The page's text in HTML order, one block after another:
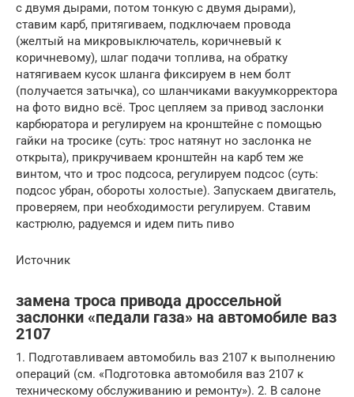
с двумя дырами, потом тонкую с двумя дырами),
ставим карб, притягиваем, подключаем провода
(желтый на микровыключатель, коричневый к
коричневому), шлаг подачи топлива, на обратку
натягиваем кусок шланга фиксируем в нем болт
(получается затычка), со шланчиками вакуумкорректора
на фото видно всё. Трос цепляем за привод заслонки
карбюратора и регулируем на кронштейне с помощью
гайки на тросике (суть: трос натянут но заслонка не
открыта), прикручиваем кронштейн на карб тем же
винтом, что и трос подсоса, регулируем подсос (суть:
подсос убран, обороты холостые). Запускаем двигатель,
проверяем, при необходимости регулируем. Ставим
кастрюлю, радуемся и идем пить пиво
Источник
замена троса привода дроссельной
заслонки «педали газа» на автомобиле ваз
2107
1. Подготавливаем автомобиль ваз 2107 к выполнению
операций (см. «Подготовка автомобиля ваз 2107 к
техническому обслуживанию и ремонту»). 2. В салоне